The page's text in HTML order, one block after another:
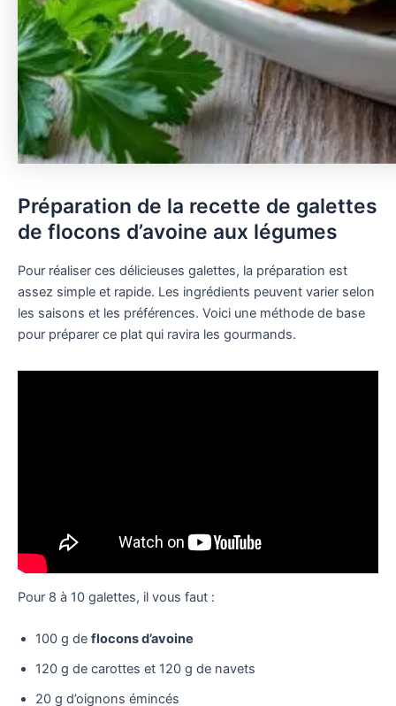
Préparation de la recette de galettes
de flocons d’avoine aux légumes
Pour réaliser ces délicieuses galettes, la préparation est
assez simple et rapide. Les ingrédients peuvent varier selon
les saisons et les préférences. Voici une méthode de base
pour préparer ce plat qui ravira les gourmands.
Pour 8 à 10 galettes, il vous faut :
100 g de flocons d’avoine
120 g de carottes et 120 g de navets
20 g d’oignons émincés